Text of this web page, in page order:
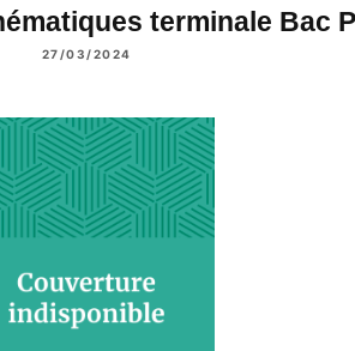
terminale Bac
27/03/2024